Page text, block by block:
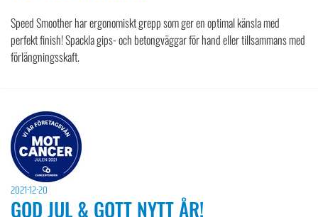
Speed Smoother har ergonomiskt grepp som ger en optimal känsla med
perfekt finish! Spackla gips- och betongväggar för hand eller tillsammans med
förlängningsskaft.
2021-12-20
GOD JUL & GOTT NYTT ÅR!